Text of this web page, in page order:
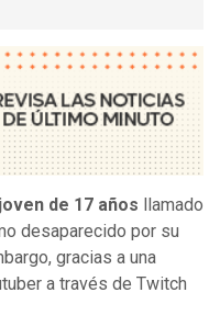
joven de 17 años llamado
desaparecido por su
gracias a una
a través de Twitch